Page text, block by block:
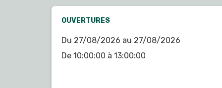
OUVERTURES
Du 27/08/2026 au 27/08/2026
De 10:00:00 à 13:00:00